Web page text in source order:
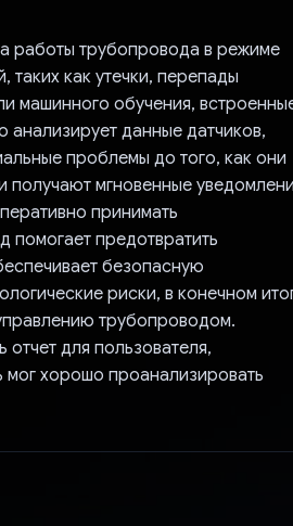
работы трубопровода в режиме
как утечки, перепады
машинного обучения,
данные датчиков,
проблемы до того, как они
получают мгновенные
принимать
предотвратить
безопасную
риски, в конечном
трубопроводом.
для пользователя,
хорошо проанализировать